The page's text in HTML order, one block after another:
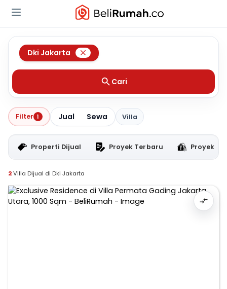
Dki Jakarta
Cari
Filter 1 Jual Sewa Villa
Properti Dijual Proyek Terbaru Proyek
2Villa Dijual di Dki Jakarta